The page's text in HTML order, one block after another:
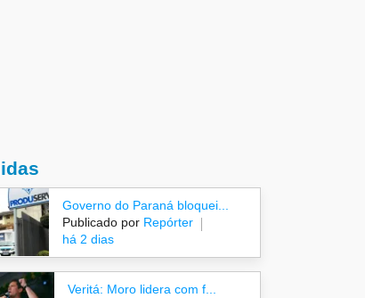
Governo do Paraná bloquei...
Publicado por Repórter
há 2 dias
Veritá: Moro lidera com f...